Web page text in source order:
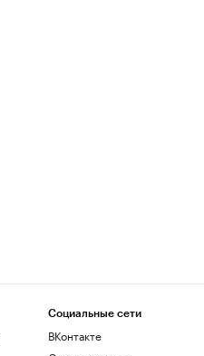
Социальные сети
ВКонтакте